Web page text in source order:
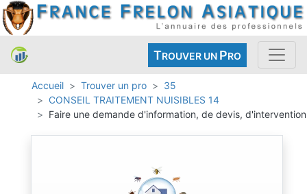
TROUVER UN PRO
Accueil Trouver un pro
35
CONSEIL TRAITEMENT NUISIBLES 14
Faire une demande d'information, de devis, d'intervention